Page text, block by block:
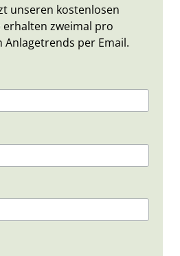
unseren kostenlosen
erhalten zweimal pro
Anlagetrends per Email.